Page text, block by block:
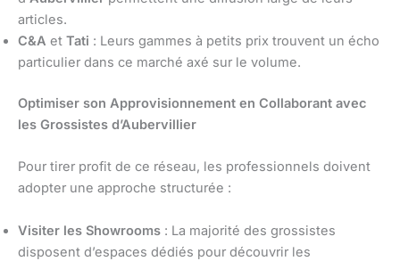
articles.
C&A et Tati : Leurs gammes à petits prix trouvent un écho
particulier dans ce marché axé sur le volume.
Optimiser son Approvisionnement en Collaborant avec
les Grossistes d’Aubervillier
Pour tirer profit de ce réseau, les professionnels doivent
adopter une approche structurée :
Visiter les Showrooms : La majorité des grossistes
disposent d’espaces dédiés pour découvrir les